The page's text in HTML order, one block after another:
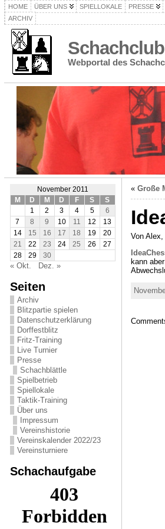
HOME ÜBER UNS SPIELLOKALE PRESSE
ARCHIV
Webportal des
November 2011
M
D M D F S
S
1
2 3 4 5
6
7
8 9 10 11 12
13
14
15 16 17 18 19
20
21
22 23 24 25 26
27
28
29 30
« Okt. Dez. »
Seiten
Archiv
Blitzpartie spielen
Datenschutzerklärung
Dorffestblitz
Fritz-Training
Live Turnier
Presse
Schachblättle
Spielbetrieb
Spiellokale
Taktik-Training
Über uns
Impressum
Vereinshistorie
Vereinskalender 2022/23
Vereinsturniere
Schachaufgabe
« Große
Von
kann